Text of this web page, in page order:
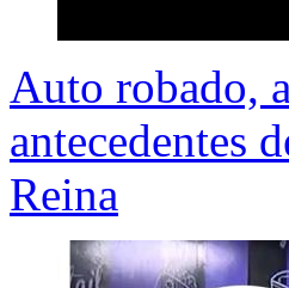
Auto robado,
antecedentes
Reina